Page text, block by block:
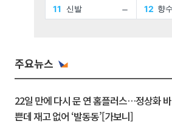
주요뉴스
22일 만에 다시 문 연 홈플러스…정상화 바
쁜데 재고 없어 ‘발동동’[가보니]